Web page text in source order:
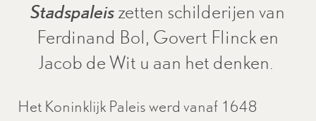
Vacature
OPEN CALL
Contact
Language
Stadspaleiszetten schilderijen van
Ferdinand Bol, Govert Flinck en
Jacob de Wit u aan het denken.
Het Koninklijk Paleis werd vanaf 1648
(waaronder social media) in staat om doelgerichter
informatie te kunnen aanbieden.
binnen de website wellicht niet of niet goed. U kunt